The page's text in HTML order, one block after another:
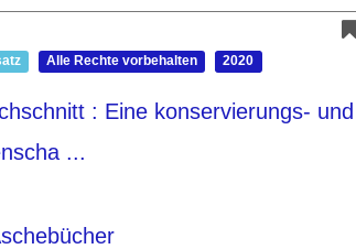
Alle Rechte vorbehalten 2020
: Eine konservierungs- und
...